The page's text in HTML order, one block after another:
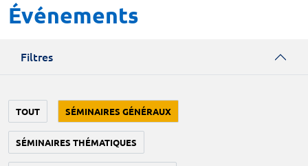
Événements
Filtres
TOUT SÉMINAIRES GÉNÉRAUX
SÉMINAIRES THÉMATIQUES